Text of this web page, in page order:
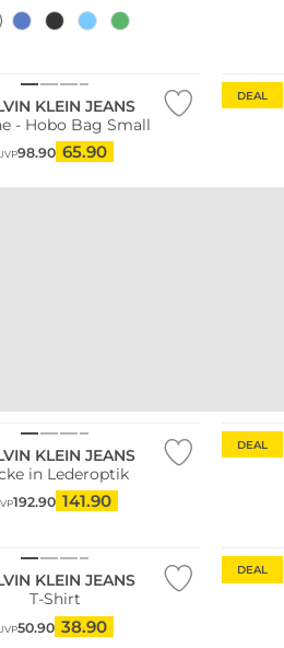
KLEIN JEANS
- Hobo Bag Small
98.90 65.90
DEAL
KLEIN JEANS
in Lederoptik
192.90 141.90
DEAL
KLEIN JEANS
T-Shirt
50.90 38.90
DEAL